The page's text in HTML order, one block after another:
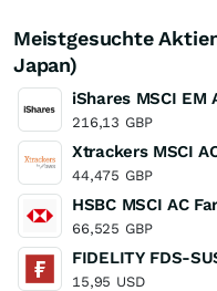
Meistgesuchte
Japan)
iShares MSCI EM
216,13 GBP
Xtrackers MSCI
44,475 GBP
HSBC MSCI AC
66,525 GBP
FIDELITY FDS-
15,95 USD